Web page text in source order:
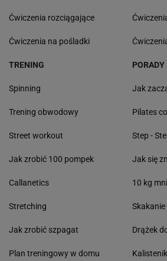
Ćwiczenia rozciągające
Ćwiczenia na pośladki
TRENING
Spinning
Trening obwodowy
Street workout
Jak zrobić 100 pompek
Callanetics
Stretching
Jak zrobić szpagat
Plan treningowy w domu
PORADY
Jak
Pilates
Step -
Jak się
10 kg
Drążek